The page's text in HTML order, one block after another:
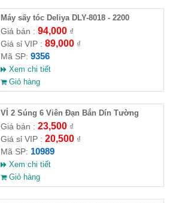
Máy sấy tóc Deliya DLY-8018 - 2200
Giá bán : 94,000₫
Giá sỉ VIP : 89,000₫
Mã SP: 9356
Xem chi tiết
Giỏ hàng
VỈ 2 Súng 6 Viên Đạn Bắn Dín Tường
Giá bán : 23,500₫
Giá sỉ VIP : 20,500₫
Mã SP: 10989
Xem chi tiết
Giỏ hàng